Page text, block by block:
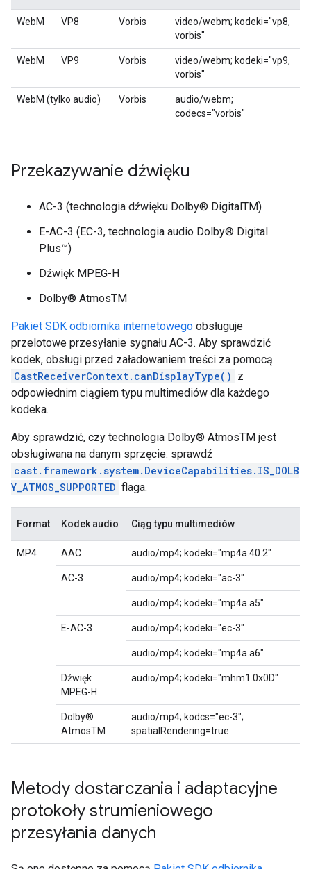
WebM VP8 Vorbis
video/webm; kodeki="vp8,
vorbis"
WebM VP9 Vorbis
video/webm; kodeki="vp9,
vorbis"
WebM (tylko audio) Vorbis
audio/webm;
codecs="vorbis"
Przekazywanie dźwięku
AC-3 (technologia dźwięku Dolby® DigitalTM)
E-AC-3 (EC-3, technologia audio Dolby® Digital
Plus™)
Dźwięk MPEG-H
Dolby® AtmosTM
Pakiet SDK odbiornika internetowego obsługuje
przelotowe przesyłanie sygnału AC-3. Aby sprawdzić
kodek, obsługi przed załadowaniem treści za pomocą
CastReceiverContext.canDisplayType() z
odpowiednim ciągiem typu multimediów dla każdego
kodeka.
Aby sprawdzić, czy technologia Dolby® AtmosTM jest
obsługiwana na danym sprzęcie: sprawdź
cast.framework.system.DeviceCapabilities.IS_DOLB
Y_ATMOS_SUPPORTED flaga.
Format Kodek audio Ciąg typu multimediów
MP4 AAC audio/mp4; kodeki="mp4a.40.2"
AC-3 audio/mp4; kodeki="ac-3"
audio/mp4; kodeki="mp4a.a5"
E-AC-3 audio/mp4; kodeki="ec-3"
audio/mp4; kodeki="mp4a.a6"
Dźwięk
MPEG-H
audio/mp4; kodeki="mhm1.0x0D"
Dolby®
AtmosTM
audio/mp4; kodcs="ec-3";
spatialRendering=true
Metody dostarczania i adaptacyjne
protokoły strumieniowego
przesyłania danych